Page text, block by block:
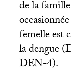
de la
femelle est
la dengue (
DEN-4).